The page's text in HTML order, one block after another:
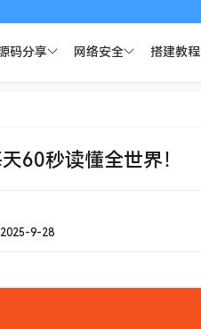
码分享 网络安全 搭建教程
60秒读懂全世界！
2025-9-28